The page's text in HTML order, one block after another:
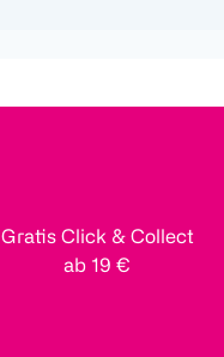
Gratis Click & Collect
ab 19 €